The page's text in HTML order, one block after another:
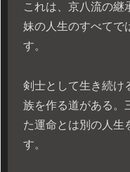
これは、京八流の継
妹の人生のすべてで
す。
剣士として生き続け
族を作る道がある。
た運命とは別の人生
す。